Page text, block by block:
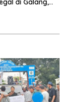
di Galang,